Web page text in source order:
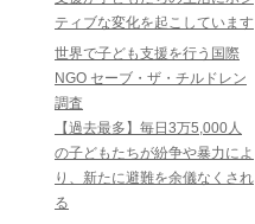
ティブな変化を起こしています
世界で子ども支援を行う国際
NGO セーブ・ザ・チルドレン
調査
【過去最多】毎日3万5,000人
の子どもたちが紛争や暴力によ
り、新たに避難を余儀なくされ
る